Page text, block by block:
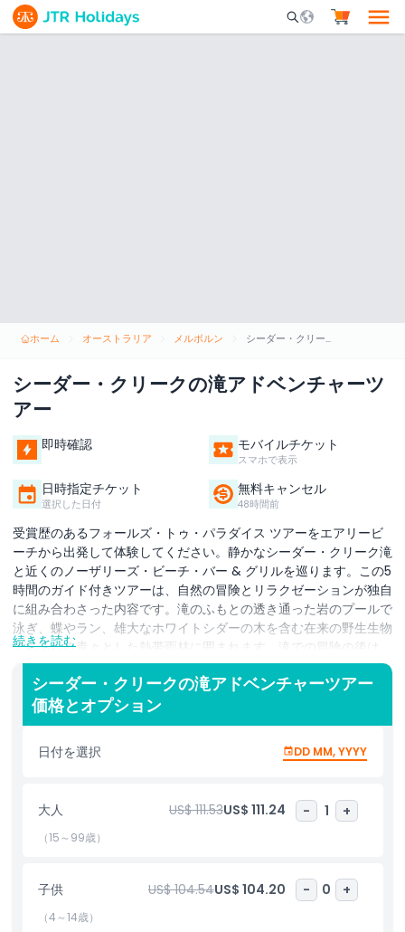
Mobile Search
ホーム オーストラリア メルボルン シーダー・クリークの滝アドベンチャーツアー
シーダー・クリークの滝アドベンチャーツ
アー
即時確認 モバイルチケット
スマホで表示
日時指定チケット
選択した日付
無料キャンセル
48時間前
受賞歴のあるフォールズ・トゥ・パラダイス ツアーをエアリービ
ーチから出発して体験してください。静かなシーダー・クリーク滝
と近くのノーザリーズ・ビーチ・バー & グリルを巡ります。この5
時間のガイド付きツアーは、自然の冒険とリラクゼーションが独自
に組み合わさった内容です。滝のふもとの透き通った岩のプールで
泳ぎ、蝶やラン、雄大なホワイトシダーの木を含む在来の野生生物
であふれる青々とした熱帯雨林に囲まれます。滝での冒険の後は、
コーラル・シーの息をのむような眺めを望む専用ビーチバーでくつ
ろぎ、ワイン、ビール、またはソフトドリンクから選べる飲み物と
専門的に組み合わせられた美味しい食事をお楽しみください。この
ツアーは少人数制に設計されており、知識豊富なガイドによるきめ
細かな対応が受けられます。4歳以上の子供が参加可能で、15歳以
上は大人料金が適用されます。滝の水量は季節により変動する場合
ットサンデー地域で、冒険と快適さを求める家族、カップル、自然
愛好家にとって完璧な日帰り旅行です。
続きを読む
シーダー・クリークの滝アドベンチャーツアー
価格とオプション
日付を選択 DD MM, YYYY
大人 US$ 111.53US$ 111.24 - 1 +
（15～99歳）
子供 US$ 104.54US$ 104.20 - 0 +
（4～14歳）